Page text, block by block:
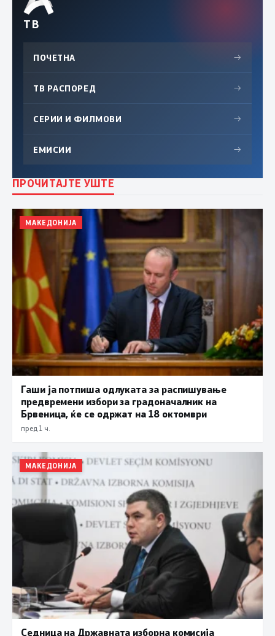
ТВ
ПОЧЕТНА →
ТВ РАСПОРЕД →
СЕРИИ И ФИЛМОВИ →
ЕМИСИИ →
ПРОЧИТАЈТЕ УШТЕ
МАКЕДОНИЈА
Гаши ја потпиша одлуката за распишување
предвремени избори за градоначалник на
Брвеница, ќе се одржат на 18 октомври
пред 1 ч.
МАКЕДОНИЈА
Седница на Државната изборна комисија